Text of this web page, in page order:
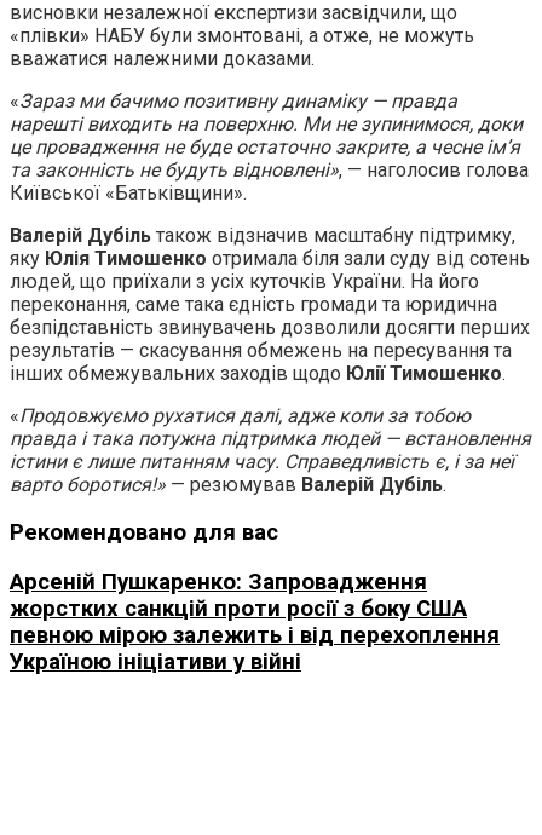
висновки незалежної експертизи засвідчили, що
«плівки» НАБУ були змонтовані, а отже, не можуть
вважатися належними доказами.
«Зараз ми бачимо позитивну динаміку — правда
нарешті виходить на поверхню. Ми не зупинимося, доки
це провадження не буде остаточно закрите, а чесне ім’я
та законність не будуть відновлені», — наголосив голова
Київської «Батьківщини».
Валерій Дубіль також відзначив масштабну підтримку,
яку Юлія Тимошенко отримала біля зали суду від сотень
людей, що приїхали з усіх куточків України. На його
переконання, саме така єдність громади та юридична
безпідставність звинувачень дозволили досягти перших
результатів — скасування обмежень на пересування та
інших обмежувальних заходів щодо Юлії Тимошенко.
«Продовжуємо рухатися далі, адже коли за тобою
правда і така потужна підтримка людей — встановлення
істини є лише питанням часу. Справедливість є, і за неї
варто боротися!» — резюмував Валерій Дубіль.
Рекомендовано для вас
Арсеній Пушкаренко: Запровадження
жорстких санкцій проти росії з боку США
певною мірою залежить і від перехоплення
Україною ініціативи у війні